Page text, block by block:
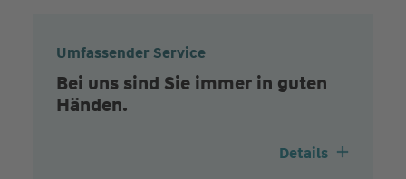
Umfassender Service
Bei uns sind Sie immer in guten
Händen.
Details